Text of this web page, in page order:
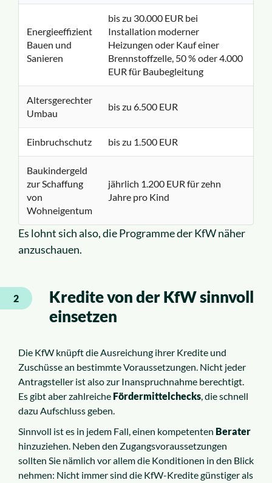
Energieeffizient
Bauen und
Sanieren
bis zu 30.000 EUR bei
Installation moderner
Heizungen oder Kauf einer
Brennstoffzelle, 50 % oder 4.000
EUR für Baubegleitung
Altersgerechter
Umbau
bis zu 6.500 EUR
Einbruchschutz bis zu 1.500 EUR
Baukindergeld
zur Schaffung
von
Wohneigentum
jährlich 1.200 EUR für zehn
Jahre pro Kind
Es lohnt sich also, die Programme der KfW näher
anzuschauen.
2
Kredite von der KfW sinnvoll
einsetzen
Die KfW knüpft die Ausreichung ihrer Kredite und
Zuschüsse an bestimmte Voraussetzungen. Nicht jeder
Antragsteller ist also zur Inanspruchnahme berechtigt.
Es gibt aber zahlreiche Fördermittelchecks, die schnell
dazu Aufschluss geben.
Sinnvoll ist es in jedem Fall, einen kompetenten Berater
hinzuziehen. Neben den Zugangsvoraussetzungen
sollten Sie nämlich vor allem die Konditionen in den Blick
nehmen: Nicht immer sind die KfW-Kredite günstiger als